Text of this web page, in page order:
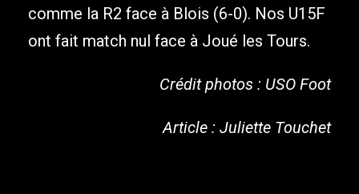
comme la R2 face à Blois (6-0). Nos U15F
ont fait match nul face à Joué les Tours.
Crédit photos : USO Foot
Article : Juliette Touchet